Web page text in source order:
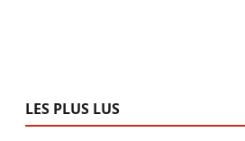
LES PLUS LUS